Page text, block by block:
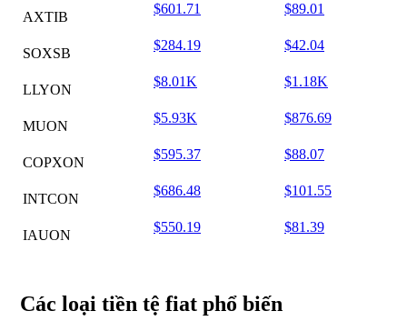
AXTIB
$601.71 $89.01
SOXSB
$284.19 $42.04
LLYON
$8.01K $1.18K
MUON
$5.93K $876.69
COPXON
$595.37 $88.07
INTCON
$686.48 $101.55
IAUON
$550.19 $81.39
Các loại tiền tệ fiat phổ biến